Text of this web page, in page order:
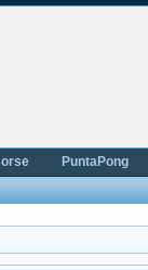
PuntaPong